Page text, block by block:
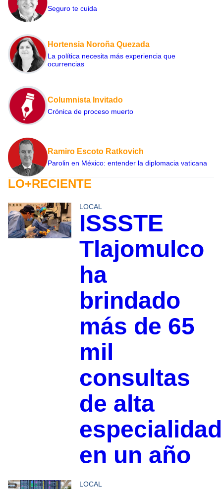
Seguro te cuida
Hortensia Noroña Quezada
La política necesita más experiencia que
ocurrencias
Columnista Invitado
Crónica de proceso muerto
Ramiro Escoto Ratkovich
Parolin en México: entender la diplomacia vaticana
LO+RECIENTE
LOCAL
ISSSTE
Tlajomulco
ha
brindado
más de 65
mil
consultas
de alta
especialidad
en un año
LOCAL